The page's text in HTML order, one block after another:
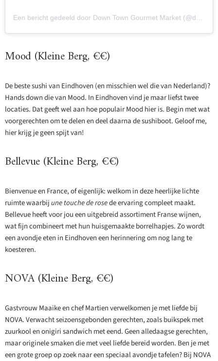
Een bericht gedeeld door Down Town Gourmet Market (@downtowngourmetmarket)
Mood (Kleine Berg, €€)
De beste sushi van Eindhoven (en misschien wel die van Nederland)?
Hands down die van Mood. In Eindhoven vind je maar liefst twee
locaties. Dat geeft wel aan hoe populair Mood hier is. Begin met wat
voorgerechten om te delen en deel daarna de sushiboot. Geloof me,
hier krijg je geen spijt van!
Bellevue (Kleine Berg, €€)
Bienvenue en France, of eigenlijk: welkom in deze heerlijke lichte
ruimte waarbijune touche de rosede ervaring compleet maakt.
Bellevue heeft voor jou een uitgebreid assortiment Franse wijnen,
wat fijn combineert met hun huisgemaakte borrelhapjes. Zo wordt
een avondje eten in Eindhoven een herinnering om nog lang te
koesteren.
NOVA (Kleine Berg, €€)
Gastvrouw Maaike en chef Martien verwelkomen je met liefde bij
NOVA. Verwacht seizoensgebonden gerechten, zoals buikspek met
zuurkool en onigiri sandwich met eend. Geen alledaagse gerechten,
maar originele smaken die met veel liefde bereid worden. Ben je met
een grote groep op zoek naar een speciaal avondje tafelen? Bij NOVA